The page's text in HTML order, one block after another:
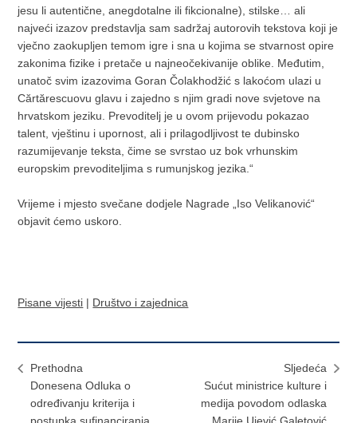
jesu li autentične, anegdotalne ili fikcionalne), stilske… ali
najveći izazov predstavlja sam sadržaj autorovih tekstova koji je
vječno zaokupljen temom igre i sna u kojima se stvarnost opire
zakonima fizike i pretače u najneočekivanije oblike. Međutim,
unatoč svim izazovima Goran Čolakhodžić s lakoćom ulazi u
Cărtărescuovu glavu i zajedno s njim gradi nove svjetove na
hrvatskom jeziku. Prevoditelj je u ovom prijevodu pokazao
talent, vještinu i upornost, ali i prilagodljivost te dubinsko
razumijevanje teksta, čime se svrstao uz bok vrhunskim
europskim prevoditeljima s rumunjskog jezika.“
Vrijeme i mjesto svečane dodjele Nagrade „Iso Velikanović“
objavit ćemo uskoro.
Pisane vijesti | Društvo i zajednica
Prethodna
Donesena Odluka o
određivanju kriterija i
Sljedeća
Sućut ministrice kulture i
medija povodom odlaska